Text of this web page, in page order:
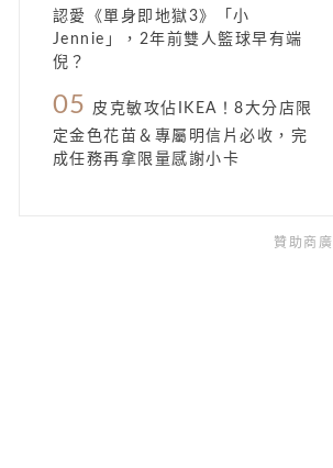
認愛《單身即地獄3》「小
Jennie」，2年前雙人籃球早有端
倪？
05
皮克敏攻佔IKEA！8大分店限
定金色花苗＆專屬明信片必收，完
成任務再拿限量感謝小卡
贊助商廣